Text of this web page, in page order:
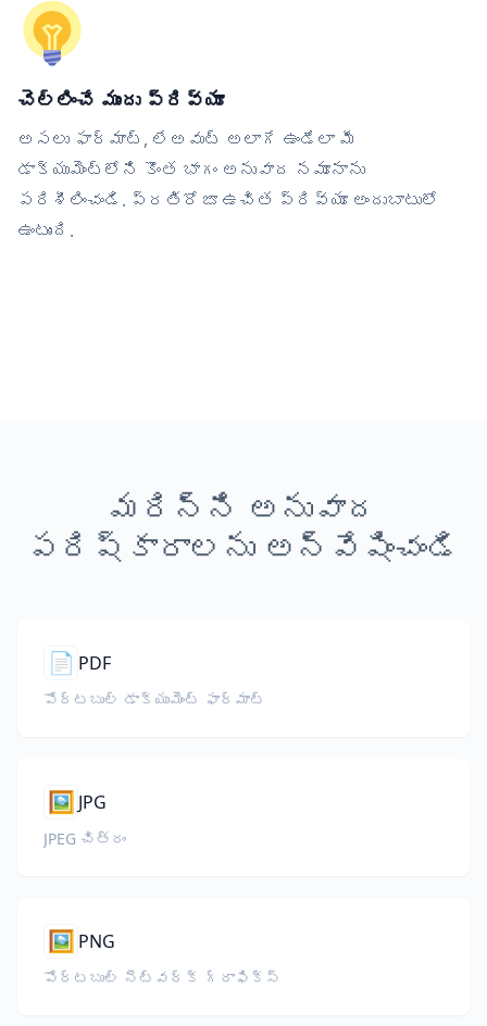
చెల్లించే ముందు ప్రివ్యూ
అసలు ఫార్మాట్, లేఅవుట్ అలాగే ఉండేలా మీ
డాక్యుమెంట్‌లోని కొంత భాగం అనువాద నమూనాను
పరిశీలించండి. ప్రతిరోజూ ఉచిత ప్రివ్యూ అందుబాటులో
ఉంటుంది.
మరిన్ని అనువాద
పరిష్కారాలను అన్వేషించండి
📄 PDF
పోర్టబుల్ డాక్యుమెంట్ ఫార్మాట్
🖼️ JPG
JPEG చిత్రం
🖼️ PNG
పోర్టబుల్ నెట్‌వర్క్ గ్రాఫిక్స్